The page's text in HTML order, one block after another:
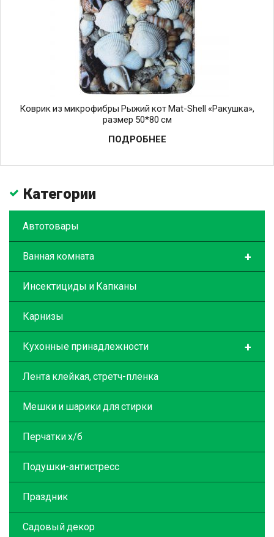
Коврик из микрофибры Рыжий кот Mat-Shell «Ракушка»,
размер 50*80 см
ПОДРОБНЕЕ
Категории
Автотовары
+
Ванная комната
Инсектициды и Капканы
Карнизы
+
Кухонные принадлежности
Лента клейкая, стретч-пленка
Мешки и шарики для стирки
Перчатки х/б
Подушки-антистресс
Праздник
Садовый декор